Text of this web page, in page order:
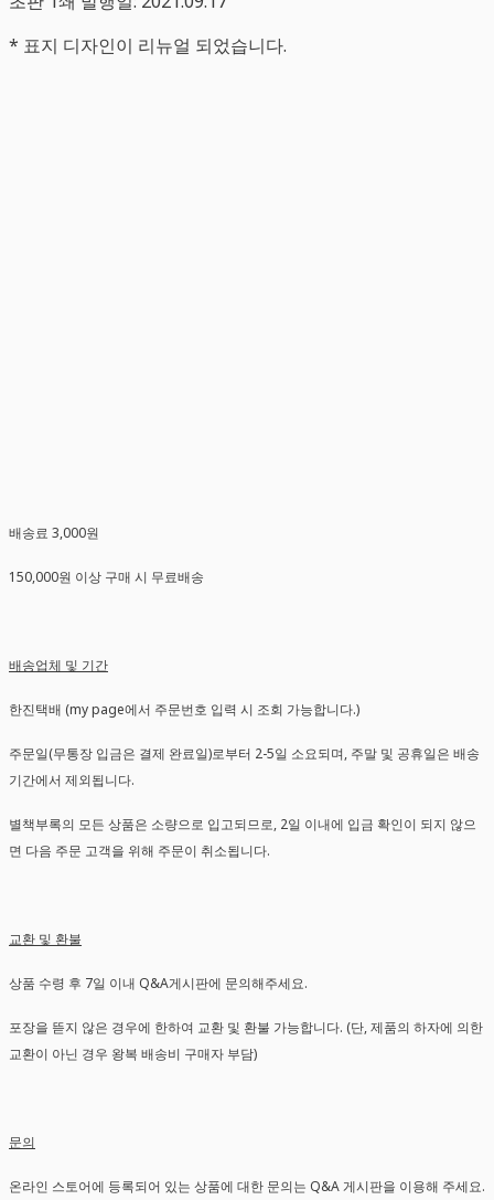
* 표지 디자인이 리뉴얼 되었습니다.
배송료 3,000원
150,000원 이상 구매 시 무료배송
배송업체 및 기간
한진택배 (my page에서 주문번호 입력 시 조회 가능합니다.)
주문일(무통장 입금은 결제 완료일)로부터 2-5일 소요되며, 주말 및 공휴일은 배송
기간에서 제외됩니다.
별책부록의 모든 상품은 소량으로 입고되므로, 2일 이내에 입금 확인이 되지 않으
면 다음 주문 고객을 위해 주문이 취소됩니다.
교환 및 환불
상품 수령 후 7일 이내 Q&A게시판에 문의해주세요.
포장을 뜯지 않은 경우에 한하여 교환 및 환불 가능합니다. (단, 제품의 하자에 의한
교환이 아닌 경우 왕복 배송비 구매자 부담)
문의
온라인 스토어에 등록되어 있는 상품에 대한 문의는 Q&A 게시판을 이용해 주세요.